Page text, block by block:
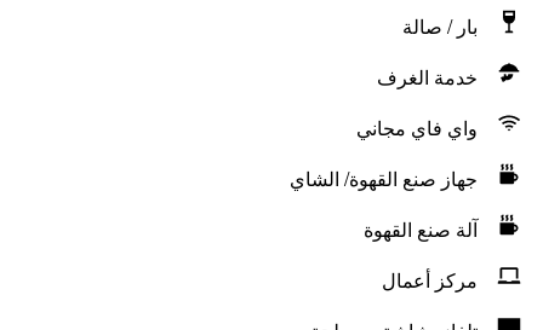
بار / صالة
خدمة الغرف
واي فاي مجاني
جهاز صنع القهوة/ الشاي
آلة صنع القهوة
مركز أعمال